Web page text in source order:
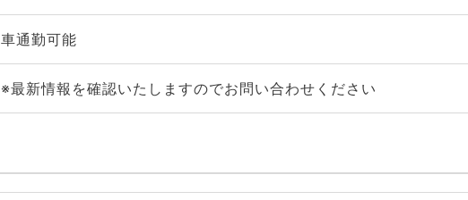
車通勤可能
※最新情報を確認いたしますのでお問い合わせください